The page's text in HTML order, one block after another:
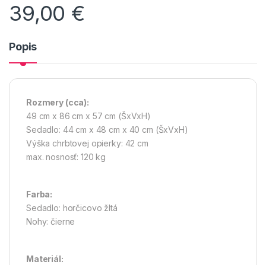
39,00 €
Popis
Rozmery (cca):
49 cm x 86 cm x 57 cm (ŠxVxH)
Sedadlo: 44 cm x 48 cm x 40 cm (ŠxVxH)
Výška chrbtovej opierky: 42 cm
max. nosnosť: 120 kg
Farba:
Sedadlo: horčicovo žltá
Nohy: čierne
Materiál: